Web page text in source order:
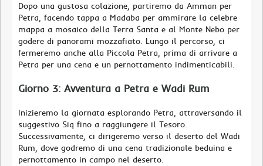
Dopo una gustosa colazione, partiremo da Amman per
Petra, facendo tappa a Madaba per ammirare la celebre
mappa a mosaico della Terra Santa e al Monte Nebo per
godere di panorami mozzafiato. Lungo il percorso, ci
fermeremo anche alla Piccola Petra, prima di arrivare a
Petra per una cena e un pernottamento indimenticabili.
Giorno 3: Avventura a Petra e Wadi Rum
Inizieremo la giornata esplorando Petra, attraversando il
suggestivo Siq fino a raggiungere il Tesoro.
Successivamente, ci dirigeremo verso il deserto del Wadi
Rum, dove godremo di una cena tradizionale beduina e
pernottamento in campo nel deserto.